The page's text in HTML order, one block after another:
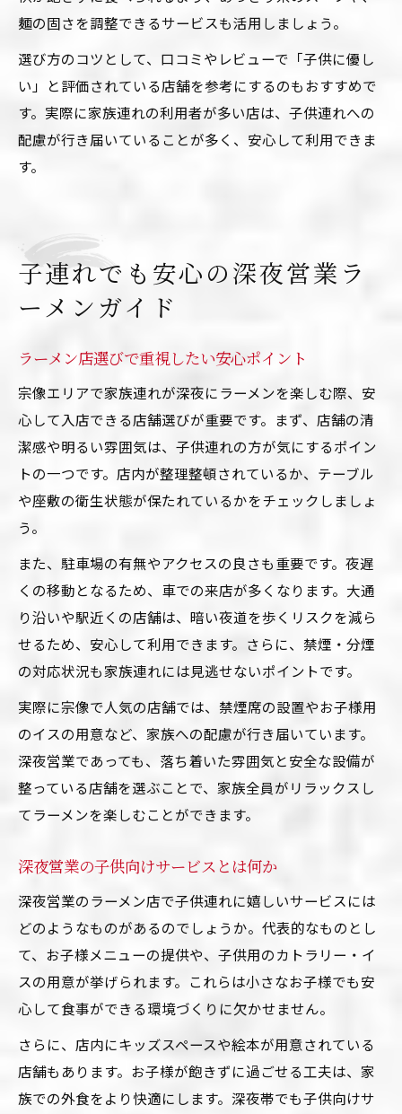
麺の固さを調整できるサービスも活用しましょう。
選び方のコツとして、口コミやレビューで「子供に優し
い」と評価されている店舗を参考にするのもおすすめで
す。実際に家族連れの利用者が多い店は、子供連れへの
配慮が行き届いていることが多く、安心して利用できま
す。
子連れでも安心の深夜営業ラ
ーメンガイド
ラーメン店選びで重視したい安心ポイント
宗像エリアで家族連れが深夜にラーメンを楽しむ際、安
心して入店できる店舗選びが重要です。まず、店舗の清
潔感や明るい雰囲気は、子供連れの方が気にするポイン
トの一つです。店内が整理整頓されているか、テーブル
や座敷の衛生状態が保たれているかをチェックしましょ
う。
また、駐車場の有無やアクセスの良さも重要です。夜遅
くの移動となるため、車での来店が多くなります。大通
り沿いや駅近くの店舗は、暗い夜道を歩くリスクを減ら
せるため、安心して利用できます。さらに、禁煙・分煙
の対応状況も家族連れには見逃せないポイントです。
実際に宗像で人気の店舗では、禁煙席の設置やお子様用
のイスの用意など、家族への配慮が行き届いています。
深夜営業であっても、落ち着いた雰囲気と安全な設備が
整っている店舗を選ぶことで、家族全員がリラックスし
てラーメンを楽しむことができます。
深夜営業の子供向けサービスとは何か
深夜営業のラーメン店で子供連れに嬉しいサービスには
どのようなものがあるのでしょうか。代表的なものとし
て、お子様メニューの提供や、子供用のカトラリー・イ
スの用意が挙げられます。これらは小さなお子様でも安
心して食事ができる環境づくりに欠かせません。
さらに、店内にキッズスペースや絵本が用意されている
店舗もあります。お子様が飽きずに過ごせる工夫は、家
族での外食をより快適にします。深夜帯でも子供向けサ